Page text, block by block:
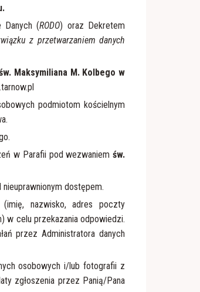
Danych (RODO) oraz Dekretem
z przetwarzaniem danych
Maksymiliana M. Kolbego w
podmiotom kościelnym
w Parafii pod wezwaniem św.
dostępem.
nazwisko, adres poczty
w celu przekazania odpowiedzi.
przez Administratora danych
osobowych i/lub fotografii z
zgłoszenia przez Panią/Pana